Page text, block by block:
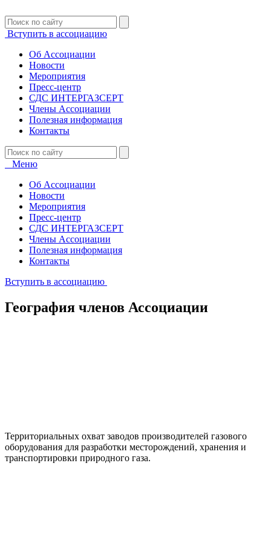
Вступить в ассоциацию
Об Ассоциации
Новости
Мероприятия
Пресс-центр
СДС ИНТЕРГАЗСЕРТ
Члены Ассоциации
Полезная информация
Контакты
Меню
Об Ассоциации
Новости
Мероприятия
Пресс-центр
СДС ИНТЕРГАЗСЕРТ
Члены Ассоциации
Полезная информация
Контакты
Вступить в ассоциацию
География членов Ассоциации
Территориальных охват заводов производителей газового
оборудования для разработки месторождений, хранения и
транспортировки природного газа.